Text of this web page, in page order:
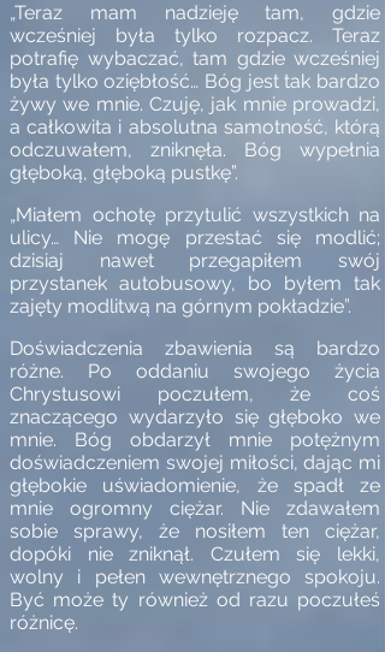
„Teraz mam nadzieję tam, gdzie
wcześniej była tylko rozpacz. Teraz
potrafię wybaczać, tam gdzie wcześniej
była tylko oziębłość… Bóg jest tak bardzo
żywy we mnie. Czuję, jak mnie prowadzi,
a całkowita i absolutna samotność, którą
odczuwałem, zniknęła. Bóg wypełnia
głęboką, głęboką pustkę”.
„Miałem ochotę przytulić wszystkich na
ulicy… Nie mogę przestać się modlić;
dzisiaj nawet przegapiłem swój
przystanek autobusowy, bo byłem tak
zajęty modlitwą na górnym pokładzie”.
Doświadczenia zbawienia są bardzo
różne. Po oddaniu swojego życia
Chrystusowi poczułem, że coś
znaczącego wydarzyło się głęboko we
mnie. Bóg obdarzył mnie potężnym
doświadczeniem swojej miłości, dając mi
głębokie uświadomienie, że spadł ze
mnie ogromny ciężar. Nie zdawałem
sobie sprawy, że nosiłem ten ciężar,
dopóki nie zniknął. Czułem się lekki,
wolny i pełen wewnętrznego spokoju.
Być może ty również od razu poczułeś
różnicę.